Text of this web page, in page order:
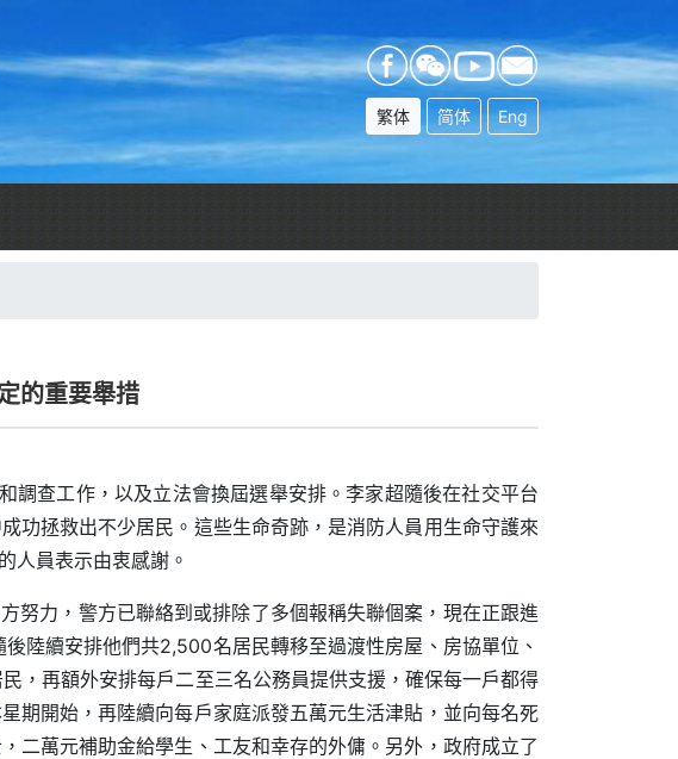
繁体 简体 Eng
的重要舉措
查工作，以及立法會換屆選舉安排。李家超隨後在社交平台
功拯救出不少居民。這些生命奇跡，是消防人員用生命守護來
人員表示由衷感謝。
努力，警方已聯絡到或排除了多個報稱失聯個案，現在正跟進
陸續安排他們共2,500名居民轉移至過渡性房屋、房協單位、
，再額外安排每戶二至三名公務員提供支援，確保每一戶都得
期開始，再陸續向每戶家庭派發五萬元生活津貼，並向每名死
二萬元補助金給學生、工友和幸存的外傭。另外，政府成立了